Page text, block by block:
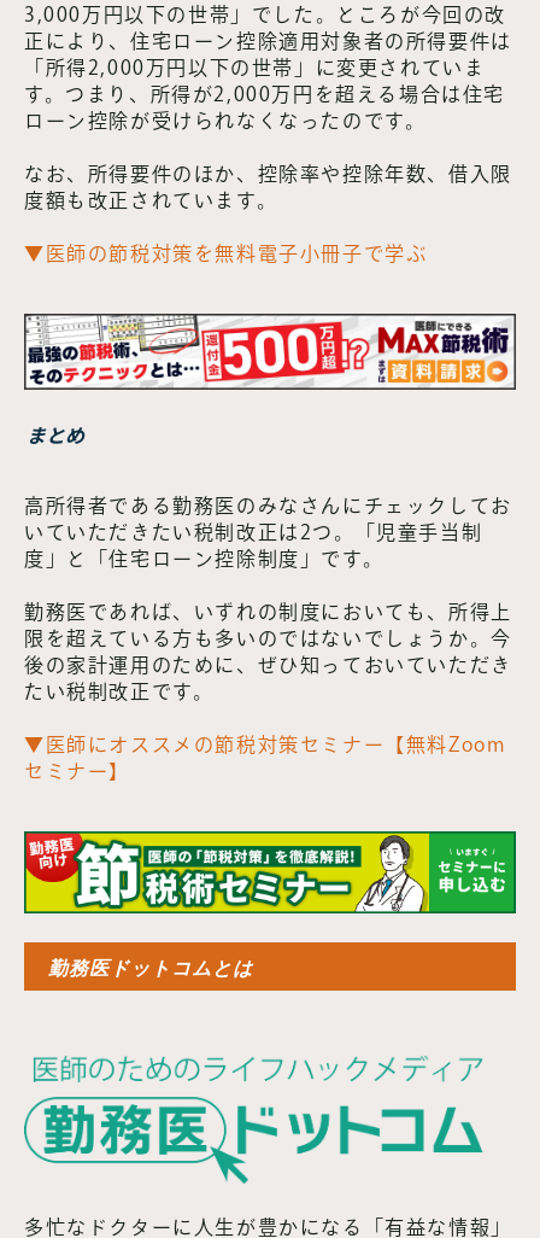
3,000万円以下の世帯」でした。ところが今回の改
正により、住宅ローン控除適用対象者の所得要件は
「所得2,000万円以下の世帯」に変更されていま
す。つまり、所得が2,000万円を超える場合は住宅
ローン控除が受けられなくなったのです。
なお、所得要件のほか、控除率や控除年数、借入限
度額も改正されています。
▼医師の節税対策を無料電子小冊子で学ぶ
まとめ
高所得者である勤務医のみなさんにチェックしてお
いていただきたい税制改正は2つ。「児童手当制
度」と「住宅ローン控除制度」です。
勤務医であれば、いずれの制度においても、所得上
限を超えている方も多いのではないでしょうか。今
後の家計運用のために、ぜひ知っておいていただき
たい税制改正です。
▼医師にオススメの節税対策セミナー【無料Zoom
セミナー】
勤務医ドットコムとは
多忙なドクターに人生が豊かになる「有益な情報」